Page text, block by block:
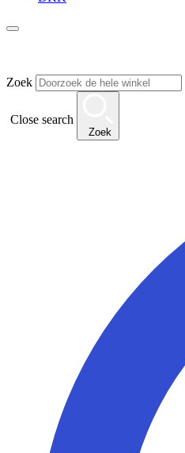
Zoek
Close search
Zoek